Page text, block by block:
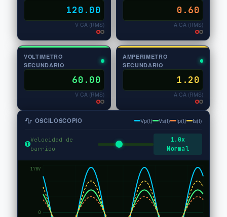
120.00
V CA (RMS)
0.60
A CA (RMS)
VOLTIMETRO
SECUNDARIO
60.00
V CA (RMS)
AMPERIMETRO
SECUNDARIO
1.20
A CA (RMS)
OSCILOSCOPIO Vp(t) Vs(t) Ip(t) Is(t)
Velocidad de
barrido
1.0x
Normal